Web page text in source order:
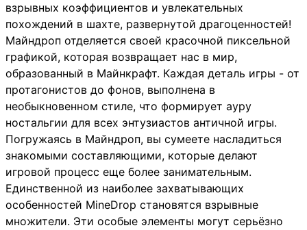
взрывных коэффициентов и увлекательных
похождений в шахте, развернутой драгоценностей!
Майндроп отделяется своей красочной пиксельной
графикой, которая возвращает нас в мир,
образованный в Майнкрафт. Каждая деталь игры - от
протагонистов до фонов, выполнена в
необыкновенном стиле, что формирует ауру
ностальгии для всех энтузиастов античной игры.
Погружаясь в Майндроп, вы сумеете насладиться
знакомыми составляющими, которые делают
игровой процесс еще более занимательным.
Единственной из наиболее захватывающих
особенностей MineDrop становятся взрывные
множители. Эти особые элементы могут серьёзно